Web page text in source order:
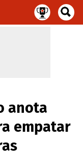
anota
empatar